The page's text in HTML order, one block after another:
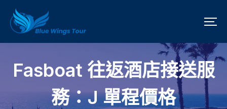
Fasboat 往返酒店接送服
務：J 單程價格